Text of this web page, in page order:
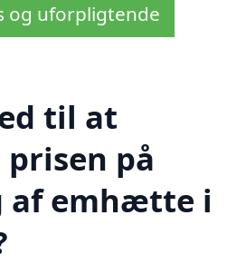
og uforpligtende
til at
på
af emhætte i